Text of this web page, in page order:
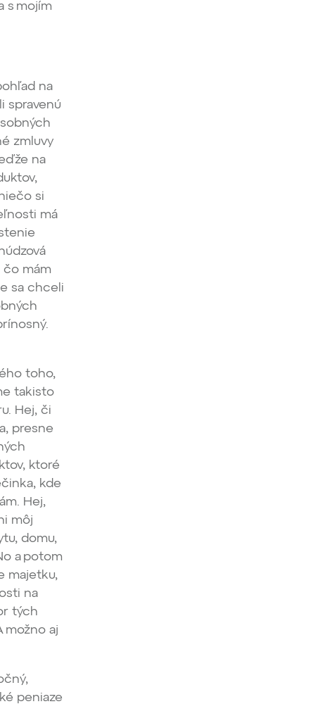
s mojím
na
spravenú
zmluvy
na
si
má
čo mám
sa chceli
toho,
takisto
Hej, či
presne
ktoré
kde
Hej,
môj
domu,
a potom
majetku,
na
tých
možno aj
peniaze